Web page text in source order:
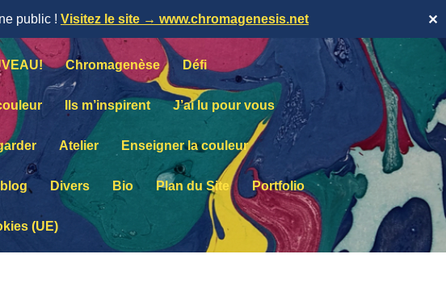
public ! Visitez le site → www.chromagenesis.net ✕
Chromagenèse Défi
Ils m’inspirent J’ai lu pour vous
Atelier Enseigner la couleur
Divers Bio Plan du Site Portfolio
(UE)